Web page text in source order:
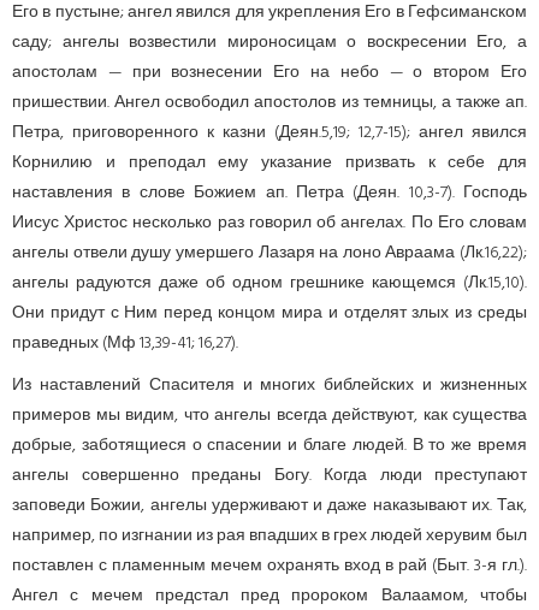
Его в пустыне; ангел явился для укрепления Его в Гефсиманском
саду; ангелы возвестили мироносицам о воскресении Его, а
апостолам — при вознесении Его на небо — о втором Его
пришествии. Ангел освободил апостолов из темницы, а также ап.
Петра, приговоренного к казни (Деян.5,19; 12,7-15); ангел явился
Корнилию и преподал ему указание призвать к себе для
наставления в слове Божием ап. Петра (Деян. 10,3-7). Господь
Иисус Христос несколько раз говорил об ангелах. По Его словам
ангелы отвели душу умершего Лазаря на лоно Авраама (Лк.16,22);
ангелы радуются даже об одном грешнике кающемся (Лк.15,10).
Они придут с Ним перед концом мира и отделят злых из среды
праведных (Мф 13,39-41; 16,27).
Из наставлений Спасителя и многих библейских и жизненных
примеров мы видим, что ангелы всегда действуют, как существа
добрые, заботящиеся о спасении и благе людей. В то же время
ангелы совершенно преданы Богу. Когда люди преступают
заповеди Божии, ангелы удерживают и даже наказывают их. Так,
например, по изгнании из рая впадших в грех людей херувим был
поставлен с пламенным мечем охранять вход в рай (Быт. 3-я гл.).
Ангел с мечем предстал пред пророком Валаамом, чтобы